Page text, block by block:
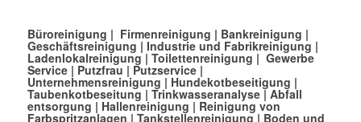
Büroreinigung | Firmenreinigung | Bankreinigung |
Geschäftsreinigung | Industrie und Fabrikreinigung |
Ladenlokalreinigung| Toilettenreinigung | Gewerbe
Service| Putzfrau | Putzservice|
Unternehmensreinigung | Hundekotbeseitigung |
Taubenkotbeseitung | Trinkwasseranalyse|Abfall
entsorgung | Hallenreinigung | Reinigung von
Farbspritzanlagen | Tankstellenreinigung| Boden und